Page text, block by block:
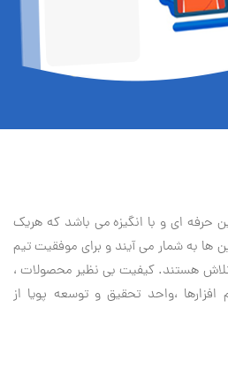
ای و با انگیزه می باشد که هریک
ها به شمار می آیند و برای موفقیت تيم
هستند. کیفیت بی نظير محصولات ،
افزارها ،واحد تحقیق و توسعه پویا از